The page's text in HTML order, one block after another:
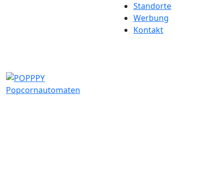
Standorte
Werbung
Kontakt